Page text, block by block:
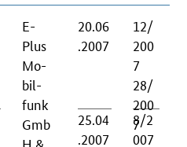
E-
Plus
Mo­
bil­
funk
Gmb
H &
20.06
.2007
25.04
.2007
12/
200
7
28/
200
7
8/2
007